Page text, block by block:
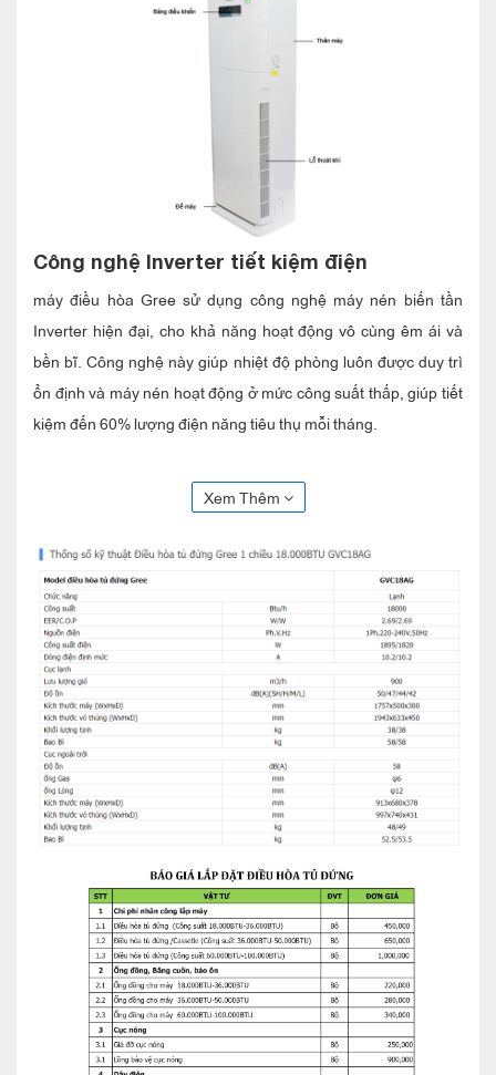
Công nghệ Inverter tiết kiệm điện
máy điều hòa Gree sử dụng công nghệ máy nén biến tần
Inverter hiện đại, cho khả năng hoạt động vô cùng êm ái và
bền bĩ. Công nghệ này giúp nhiệt độ phòng luôn được duy trì
ổn định và máy nén hoạt động ở mức công suất thấp, giúp tiết
kiệm đến 60% lượng điện năng tiêu thụ mỗi tháng.
Khi kích hoạt chế độ làm lạnh nhanh Turbo trên remote,
lưu lượng gió lớn hơn để có thể đạt được nhiệt độ lạnh nhanh
hơn trong vòng 3 phút, giúp bạn tận hưởng không gian mát
lạnh trong thời gian ngắn nhất.
Hút ẩm, Khử mùi
Với chức năng này, không còn mùi khó chịu sau khi khởi động
thiết bị. Điều này có được làdo quạt gió tạm ngưng hoạt động
trong thời gian mùi khó chịu được xử lý. (Máy điều hòa bắt
buộc phải ở chế độ làm lạnh hoạc khử ẩm, và tốc độ quạt ở
chế độ tự động).
Chế độ tự động dọn sạch và hong khô dàn trao đổi nhiệt để
ngăn chặn các loại nấm mốc và vi khuẩn phát triển.
Tự động đảo gió
Giúp điều chỉnh độ mở cho gió ra và sở hữu chế độ hoạt động
êm ái, nhẹ nhàng cho hơi lạnh được trải đều đến cả những góc
xa nhất của phòng đồng thời giảm tối thiểu tiếng ồn, không
Xem Thêm